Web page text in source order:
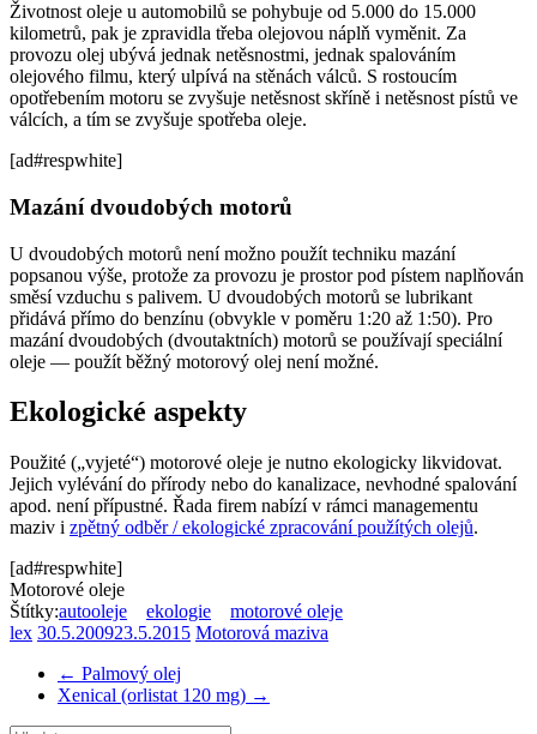
Životnost oleje u automobilů se pohybuje od 5.000 do 15.000
kilometrů, pak je zpravidla třeba olejovou náplň vyměnit. Za
provozu olej ubývá jednak netěsnostmi, jednak spalováním
olejového filmu, který ulpívá na stěnách válců. S rostoucím
opotřebením motoru se zvyšuje netěsnost skříně i netěsnost pístů ve
válcích, a tím se zvyšuje spotřeba oleje.
[ad#respwhite]
Mazání dvoudobých motorů
U dvoudobých motorů není možno použít techniku mazání
popsanou výše, protože za provozu je prostor pod pístem naplňován
směsí vzduchu s palivem. U dvoudobých motorů se lubrikant
přidává přímo do benzínu (obvykle v poměru 1:20 až 1:50). Pro
mazání dvoudobých (dvoutaktních) motorů se používají speciální
oleje — použít běžný motorový olej není možné.
Ekologické aspekty
Použité („vyjeté“) motorové oleje je nutno ekologicky likvidovat.
Jejich vylévání do přírody nebo do kanalizace, nevhodné spalování
apod. není přípustné. Řada firem nabízí v rámci managementu
maziv i zpětný odběr / ekologické zpracování použítých olejů.
[ad#respwhite]
Motorové oleje
Štítky:autooleje ekologie
motorové oleje
lex 30.5.200923.5.2015 Motorová maziva
← Palmový olej
Xenical (orlistat 120 mg) →